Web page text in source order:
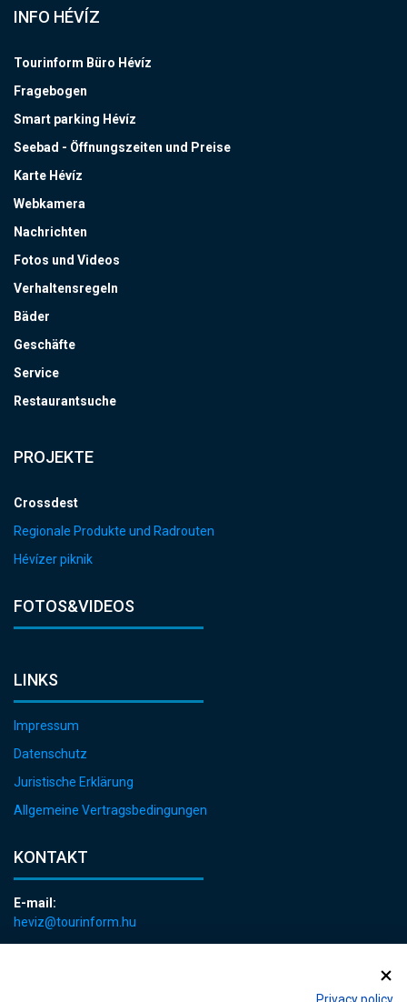
INFO HÉVÍZ
Tourinform Büro Hévíz
Fragebogen
Smart parking Hévíz
Seebad - Öffnungszeiten und Preise
Karte Hévíz
Webkamera
Nachrichten
Fotos und Videos
Verhaltensregeln
Bäder
Geschäfte
Service
Restaurantsuche
PROJEKTE
Crossdest
Regionale Produkte und Radrouten
Hévízer piknik
FOTOS&VIDEOS
LINKS
Impressum
Datenschutz
Juristische Erklärung
Allgemeine Vertragsbedingungen
KONTAKT
E-mail:
heviz@tourinform.hu